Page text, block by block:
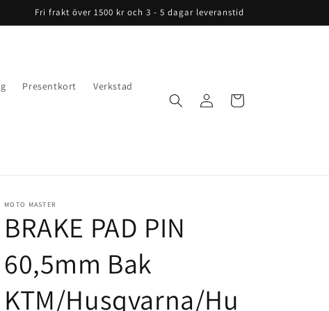
Fri frakt över 1500 kr och 3 - 5 dagar leveranstid
Presentkort Verkstad
in
Varukorg
MOTO MASTER
BRAKE PAD PIN
60,5mm Bak
KTM/Husqvarna/Hu